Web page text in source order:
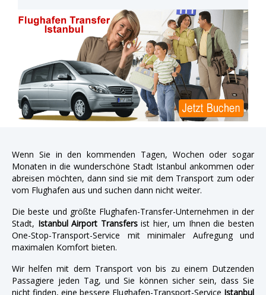
Wenn Sie in den kommenden Tagen, Wochen oder sogar
Monaten in die wunderschöne Stadt Istanbul ankommen oder
abreisen möchten, dann sind sie mit dem Transport zum oder
vom Flughafen aus und suchen dann nicht weiter.
Die beste und größte Flughafen-Transfer-Unternehmen in der
Stadt, Istanbul Airport Transfersist hier, um Ihnen die besten
One-Stop-Transport-Service mit minimaler Aufregung und
maximalen Komfort bieten.
Wir helfen mit dem Transport von bis zu einem Dutzenden
Passagiere jeden Tag, und Sie können sicher sein, dass Sie
nicht finden, eine bessere Flughafen-Transport-Service Istanbul